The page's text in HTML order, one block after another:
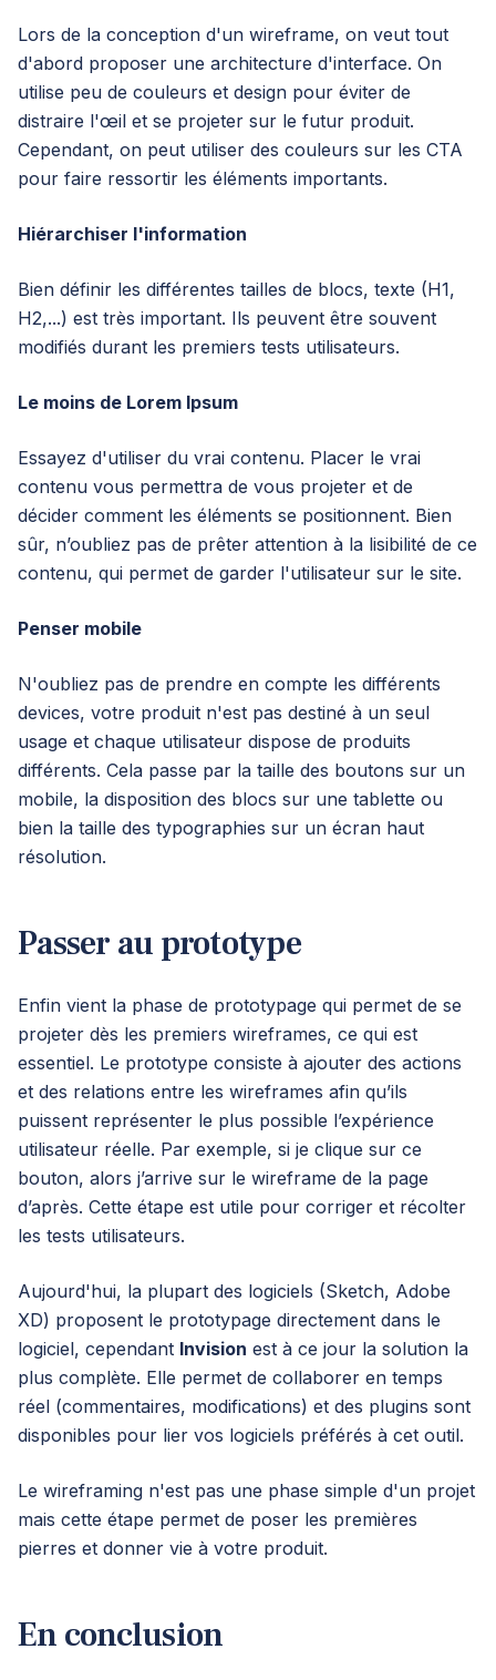
Lors de la conception d'un wireframe, on veut tout
d'abord proposer une architecture d'interface. On
utilise peu de couleurs et design pour éviter de
distraire l'œil et se projeter sur le futur produit.
Cependant, on peut utiliser des couleurs sur les CTA
pour faire ressortir les éléments importants.
Hiérarchiser l'information
Bien définir les différentes tailles de blocs, texte (H1,
H2,...) est très important. Ils peuvent être souvent
modifiés durant les premiers tests utilisateurs.
Le moins de Lorem Ipsum
Essayez d'utiliser du vrai contenu. Placer le vrai
contenu vous permettra de vous projeter et de
décider comment les éléments se positionnent. Bien
sûr, n’oubliez pas de prêter attention à la lisibilité de ce
contenu, qui permet de garder l'utilisateur sur le site.
Penser mobile
N'oubliez pas de prendre en compte les différents
devices, votre produit n'est pas destiné à un seul
usage et chaque utilisateur dispose de produits
différents. Cela passe par la taille des boutons sur un
mobile, la disposition des blocs sur une tablette ou
bien la taille des typographies sur un écran haut
résolution.
Passer au prototype
Enfin vient la phase de prototypage qui permet de se
projeter dès les premiers wireframes, ce qui est
essentiel. Le prototype consiste à ajouter des actions
et des relations entre les wireframes afin qu’ils
puissent représenter le plus possible l’expérience
utilisateur réelle. Par exemple, si je clique sur ce
bouton, alors j’arrive sur le wireframe de la page
d’après. Cette étape est utile pour corriger et récolter
les tests utilisateurs.
Aujourd'hui, la plupart des logiciels (Sketch, Adobe
XD) proposent le prototypage directement dans le
logiciel, cependant Invision est à ce jour la solution la
plus complète. Elle permet de collaborer en temps
réel (commentaires, modifications) et des plugins sont
disponibles pour lier vos logiciels préférés à cet outil.
Le wireframing n'est pas une phase simple d'un projet
mais cette étape permet de poser les premières
pierres et donner vie à votre produit.
En conclusion